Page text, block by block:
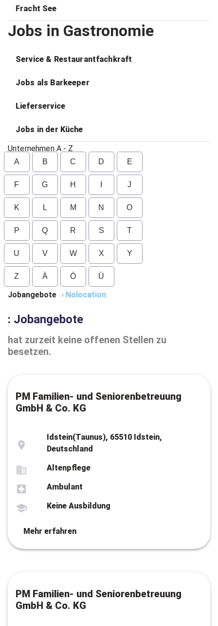
Fracht See
Jobs in Gastronomie
Service & Restaurantfachkraft
Jobs als Barkeeper
Lieferservice
Jobs in der Küche
Unternehmen A - Z
A B C D E
F G H J
K L M N O
P Q R S T
U V W X Y
Z Ä Ö Ü
Jobangebote › Nolocation
: Jobangebote
hat zurzeit keine offenen Stellen zu
besetzen.
PM Familien- und Seniorenbetreuung
GmbH & Co. KG
Idstein(Taunus), 65510 Idstein,
Deutschland
Altenpflege
Ambulant
Keine Ausbildung
Mehr erfahren
PM Familien- und Seniorenbetreuung
GmbH & Co. KG